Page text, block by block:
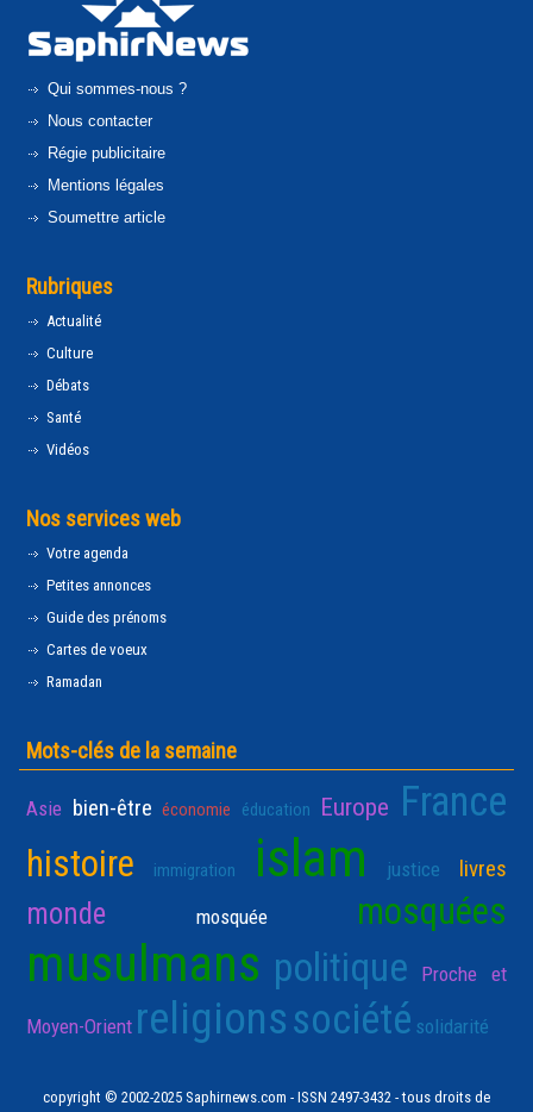
Qui sommes-nous ?
Nous contacter
Régie publicitaire
Mentions légales
Soumettre article
Rubriques
Actualité
Culture
Débats
Santé
Vidéos
Nos services web
Votre agenda
Petites annonces
Guide des prénoms
Cartes de voeux
Ramadan
Mots-clés de la semaine
Asie bien-être économie éducation Europe France
histoire immigration islam justice livres
monde mosquée mosquées
musulmans politique Proche et
Moyen-Orient religionssociété solidarité
copyright © 2002-2025 Saphirnews.com - ISSN 2497-3432 - tous droits de